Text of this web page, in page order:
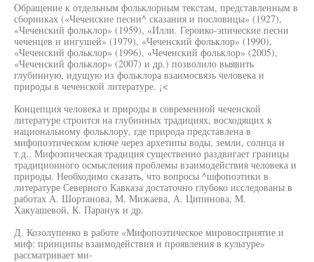
Обращение к отдельным фольклорным текстам, представленным в
сборниках («Чеченские песни^ сказания и пословицы» (1927),
«Чеченский фольклор» (1959), «Илли. Героико-эпические песни
чеченцев и ингушей» (1979), «Чеченский фольклор» (1990),
«Чеченский фольклор» (1996), «Чеченский фольклор» (2005),
«Чеченский фольклор» (2007) и др.) позволило выявить
глубинную, идущую из фольклора взаимосвязь человека и
природы в чеченской литературе. ¡<
Концепция человека и природы в современной чеченской
литературе строится на глубинных традициях, восходящих к
национальному фольклору, где природа представлена в
мифопоэтическом ключе через архетипы воды, земли, солнца и
т.д.. Мифоэпическая традиция существенно раздвигает границы
традиционного осмысления проблемы взаимодействия человека и
природы. Необходимо сказать, что вопросы ^шфопоэтики в
литературе Северного Кавказа достаточно глубоко исследованы в
работах А. Шортанова, М. Мижаева, А. Ципинова, М.
Хакуашевой, К. Паранук и др.
Д. Козолупенко в работе «Мифопоэтическое мировосприятие и
миф: принципы взаимодействия и проявления в культуре»
рассматривает ми-